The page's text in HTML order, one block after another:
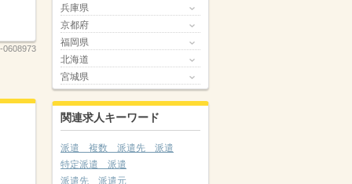
0608973
兵庫県
京都府
福岡県
北海道
宮城県
関連求人キーワード
派遣 複数 派遣先 派遣
特定派遣 派遣
派遣先 派遣元